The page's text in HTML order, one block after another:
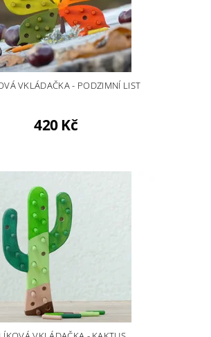
VKLÁDAČKA - PODZIMNÍ LIST
420 Kč